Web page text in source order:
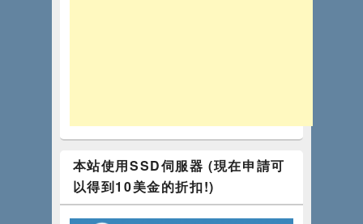
本站使用SSD伺服器 (現在申請可
以得到10美金的折扣!)